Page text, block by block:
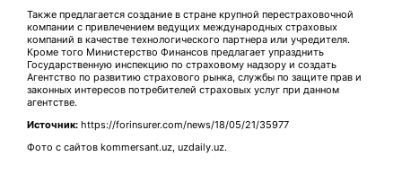
Также предлагается создание в стране крупной перестраховочной
компании с привлечением ведущих международных страховых
компаний в качестве технологического партнера или учредителя.
Кроме того Министерство Финансов предлагает упразднить
Государственную инспекцию по страховому надзору и создать
Агентство по развитию страхового рынка, службы по защите прав и
законных интересов потребителей страховых услуг при данном
агентстве.
Источник: https://forinsurer.com/news/18/05/21/35977
Фото с сайтов kommersant.uz, uzdaily.uz.